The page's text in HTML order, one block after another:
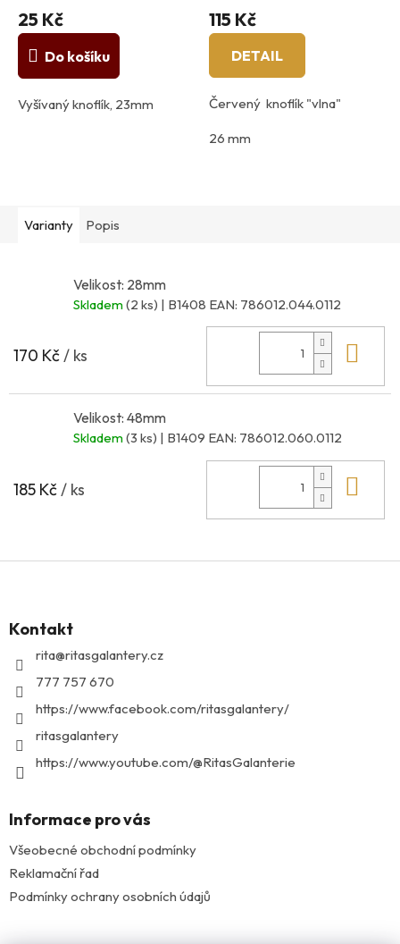
25 Kč
Do košíku
Vyšívaný knoflík, 23mm
115 Kč
DETAIL
Červený knoflík "vlna"
26 mm
Varianty Popis
Velikost: 28mm
Skladem(2 ks) | B1408 EAN: 786012.044.0112
170 Kč/ ks
Velikost: 48mm
Skladem(3 ks) | B1409 EAN: 786012.060.0112
185 Kč/ ks
aKontakt
rita@ritasgalantery.cz
777 757 670
https://www.facebook.com/ritasgalantery/
ritasgalantery
https://www.youtube.com/@RitasGalanterie
Informace pro vás
Všeobecné obchodní podmínky
Reklamační řad
Podmínky ochrany osobních údajů